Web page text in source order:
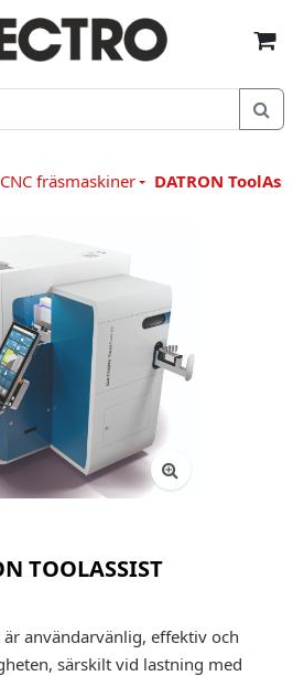
CNC fräsmaskiner DATRON
TOOLASSIST
är användarvänlig, effektiv och
särskilt vid lastning med